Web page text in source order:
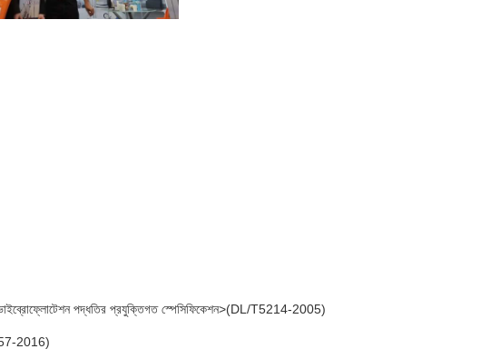
ভাইব্রোফ্লোটেশন পদ্ধতির প্রযুক্তিগত স্পেসিফিকেশন>(DL/T5214-2005)
2016)